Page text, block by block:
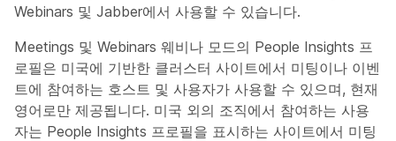
Webinars 및 Jabber에서 사용할 수 있습니다.
Meetings 및 Webinars 웨비나 모드의 People Insights 프
로필은 미국에 기반한 클러스터 사이트에서 미팅이나 이벤
트에 참여하는 호스트 및 사용자가 사용할 수 있으며, 현재
영어로만 제공됩니다. 미국 외의 조직에서 참여하는 사용
자는 People Insights 프로필을 표시하는 사이트에서 미팅